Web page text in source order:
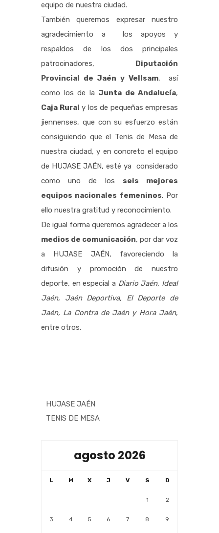
equipo de nuestra ciudad.
También queremos expresar nuestro
agradecimiento a los apoyos y
respaldos de los dos principales
patrocinadores, Diputación
Provincial de Jaén y Vellsam, así
como los de la Junta de Andalucía,
Caja Rural y los de pequeñas empresas
jiennenses, que con su esfuerzo están
consiguiendo que el Tenis de Mesa de
nuestra ciudad, y en concreto el equipo
de HUJASE JAÉN, esté ya considerado
como uno de los seis mejores
equipos nacionales femeninos. Por
ello nuestra gratitud y reconocimiento.
De igual forma queremos agradecer a los
medios de comunicación, por dar voz
a HUJASE JAÉN, favoreciendo la
difusión y promoción de nuestro
deporte, en especial a Diario Jaén, Ideal
Jaén, Jaén Deportiva, El Deporte de
Jaén, La Contra de Jaén y Hora Jaén,
entre otros.
HUJASE JAÉN
TENIS DE MESA
agosto 2026
L M X J V S D
1 2
3 4 5 6 7 8 9